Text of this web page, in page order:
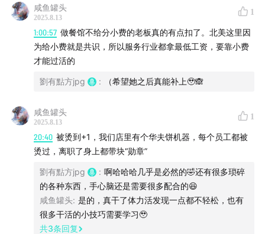
迫、劳动和灵魂的深刻思考著称。她关注社会底层，亲身
体验工厂劳作，提出“扎根”作为人类灵魂的基本需求，批
判现代社会的异化与压迫。其代表作《扎根：人类义务宣
言绪论》探讨义务优先于权利的理念，强调爱与真理的重
学、政治学和神学产生深远影响，被称为“20世纪的圣
者”。
《重负与神恩典》【书，西蒙娜·薇伊；译，杜小真 / 顾嘉
《What’s Next: Future with Bill Gates》【纪录片，
2024】
《翻转电台》【播客】- 翻电2.0第二章 重新理解语言
咸鱼罐头
2025.8.13
1
1:00:57 做餐馆不给分小费的老板真的有点扣了。北美这里因
为给小费就是共识，所以服务行业都拿最低工资，要靠小费
才能过活的
劉有點方jpg : （希望她之后真能补上🥹🙈
咸鱼罐头
2025.8.13
1
20:40 被烫到+1，我们店里有个华夫饼机器，每个员工都被
烫过，离职了身上都带块“勋章”
劉有點方jpg : 啊哈哈哈几乎是必然的🤣还有很多琐碎
的各种东西，手心脑还是需要很多配合的😆
咸鱼罐头: 是的，真干了体力活发现一点都不轻松，也有
很多干活的小技巧需要学习🥹
共3条回复